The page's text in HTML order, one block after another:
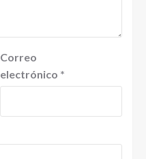
Correo
electrónico *